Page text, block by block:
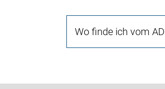
Wo finde ich vom